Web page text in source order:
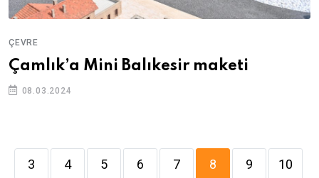
ÇEVRE
Çamlık’a Mini Balıkesir maketi
08.03.2024
3 4 5 6 7 8 9 10